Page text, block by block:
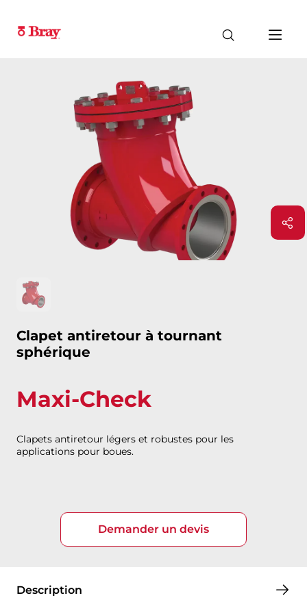
Clapet antiretour à tournant
sphérique
Maxi-Check
Clapets antiretour légers et robustes pour les
applications pour boues.
Demander un devis
Description